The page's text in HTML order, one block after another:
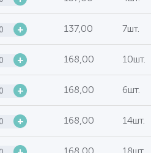
+ 137,00 7шт.
+ 168,00 10шт.
+ 168,00 6шт.
+ 168,00 14шт.